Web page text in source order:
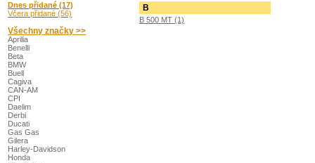
B
B 500 MT (1)
Dnes přidané (17)
Včera přidané (56)
Všechny značky >>
Aprilia
Benelli
Beta
BMW
Buell
Cagiva
CAN-AM
CPI
Daelim
Derbi
Ducati
Gas Gas
Gilera
Harley-Davidson
Honda